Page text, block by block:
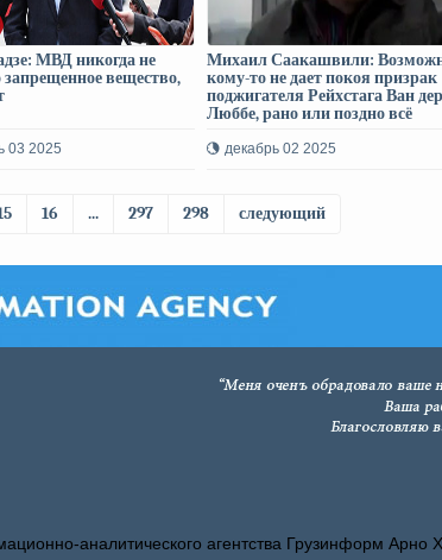
МВД никогда не
запрещенное вещество,
03 2025
Михаил Саакашвили:
кому-то не дает покоя призрак
поджигателя Рейхстага Ван дер
Люббе, рано или поздно всё
декабрь 02 2025
16 ... 297 298 следующий
аналитического агентства Грузинформ Арно